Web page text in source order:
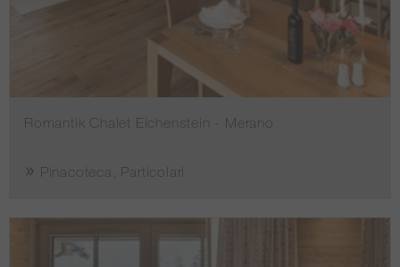
Romantik Chalet Eichenstein - Merano
Pinacoteca, Particolari